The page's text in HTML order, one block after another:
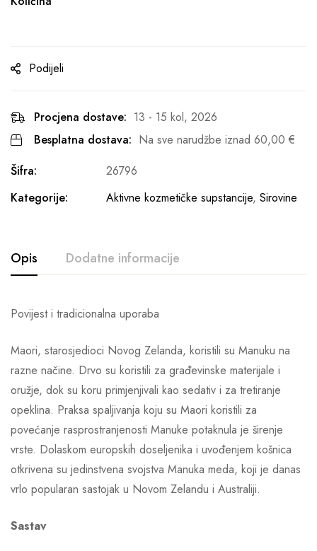
Podijeli
Procjena dostave: 13 - 15 kol, 2026
Besplatna dostava: Na sve narudžbe iznad 60,00 €
Šifra:
26796
Kategorije:
Aktivne kozmetičke supstancije, Sirovine
Opis Dodatne informacije
Povijest i tradicionalna uporaba
Maori, starosjedioci Novog Zelanda, koristili su Manuku na
razne načine. Drvo su koristili za građevinske materijale i
oružje, dok su koru primjenjivali kao sedativ i za tretiranje
opeklina. Praksa spaljivanja koju su Maori koristili za
povećanje rasprostranjenosti Manuke potaknula je širenje
vrste. Dolaskom europskih doseljenika i uvođenjem košnica
otkrivena su jedinstvena svojstva Manuka meda, koji je danas
vrlo popularan sastojak u Novom Zelandu i Australiji.
Sastav